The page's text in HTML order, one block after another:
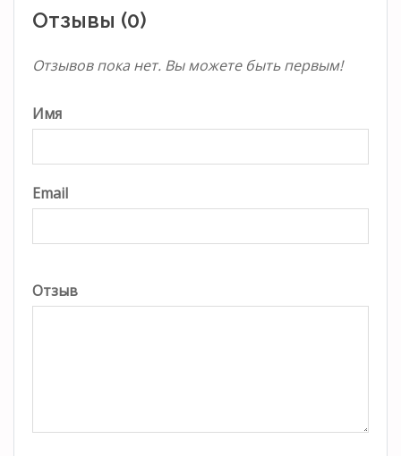
Отзывы (0)
Отзывов пока нет. Вы можете быть первым!
Имя
Email
Отзыв